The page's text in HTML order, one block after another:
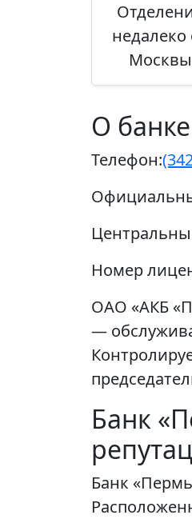
недалеко
Москвы
О банке
Телефон:
Номер
ОАО «АКБ
—
Банк
Банк